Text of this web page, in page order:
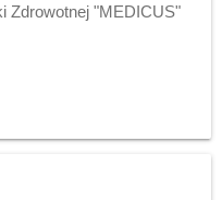
Zdrowotnej "MEDICUS"